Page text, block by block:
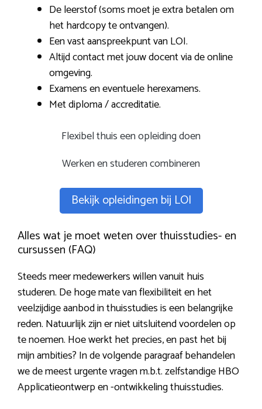
De leerstof (soms moet je extra betalen om
het hardcopy te ontvangen).
Een vast aanspreekpunt van LOI.
Altijd contact met jouw docent via de online
omgeving.
Examens en eventuele herexamens.
Met diploma / accreditatie.
Flexibel thuis een opleiding doen
Werken en studeren combineren
Bekijk opleidingen bij LOI
Alles wat je moet weten over thuisstudies- en
cursussen (FAQ)
Steeds meer medewerkers willen vanuit huis
studeren. De hoge mate van flexibiliteit en het
veelzijdige aanbod in thuisstudies is een belangrijke
reden. Natuurlijk zijn er niet uitsluitend voordelen op
te noemen. Hoe werkt het precies, en past het bij
mijn ambities? In de volgende paragraaf behandelen
we de meest urgente vragen m.b.t. zelfstandige HBO
Applicatieontwerp en -ontwikkeling thuisstudies.